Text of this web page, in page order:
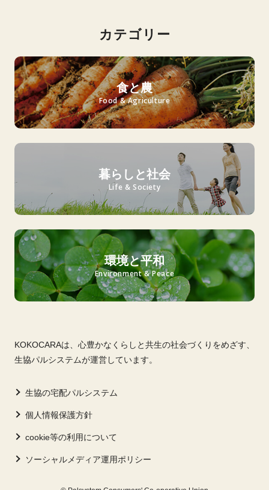
カテゴリー
食と農
Food & Agriculture
暮らしと社会
Life & Society
環境と平和
Environment & Peace
KOKOCARAは、心豊かなくらしと共生の社会づくりをめざす、
生協パルシステムが運営しています。
生協の宅配パルシステム
個人情報保護方針
cookie等の利用について
ソーシャルメディア運用ポリシー